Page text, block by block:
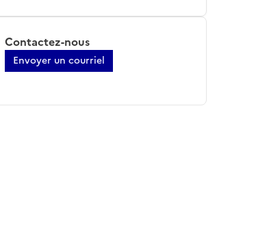
Contactez-nous
Envoyer un courriel